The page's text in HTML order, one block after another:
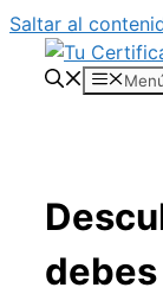
Saltar al